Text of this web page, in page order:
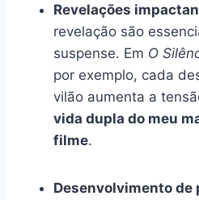
Revelações
revelação são
suspense. Em O
por exemplo, cada
vilão aumenta a
vida dupla do meu
filme.
Desenvolvimento de